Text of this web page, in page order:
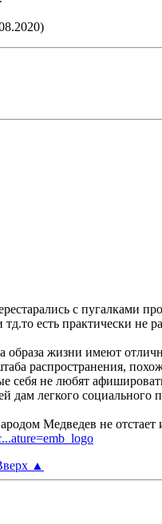
с пугалками
есть практически
образа жизни имеют
распространения,
себя не любят
дам легкого
Медведев не отстает
▲